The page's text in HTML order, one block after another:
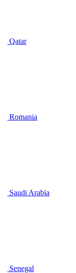
Qatar
Romania
Saudi Arabia
Senegal